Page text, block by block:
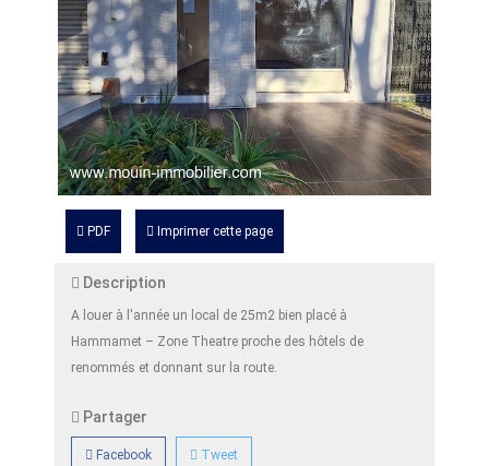
PDF Imprimer cette page
Description
A louer à l'année un local de 25m2 bien placé à
Hammamet – Zone Theatre proche des hôtels de
renommés et donnant sur la route.
Partager
Facebook Tweet